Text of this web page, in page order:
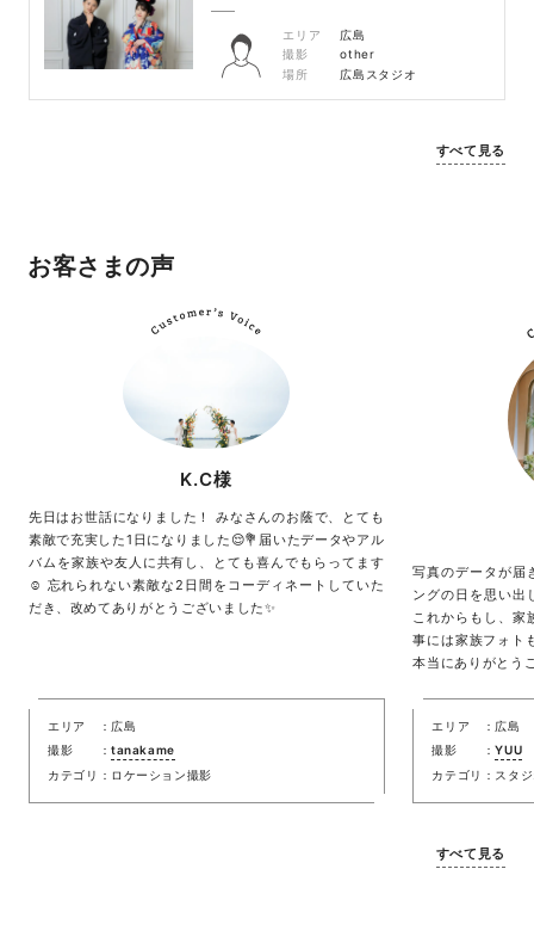
エリア
広島
撮影
other
場所
広島スタジオ
すべて見る
お客さまの声
K.C様
先日はお世話になりました！ みなさんのお蔭で、とても
素敵で充実した1日になりました😌💐届いたデータやアル
バムを家族や友人に共有し、とても喜んでもらってます
☺️ 忘れられない素敵な2日間をコーディネートしていた
だき、改めてありがとうございました✨
エリア
広島
撮影
tanakame
カテゴリ
ロケーション撮影
写真のデータが届
ングの日を思い出
これからもし、家
事には家族フォト
本当にありがとう
エリア
広島
撮影
YUU
カテゴリ
スタ
すべて見る